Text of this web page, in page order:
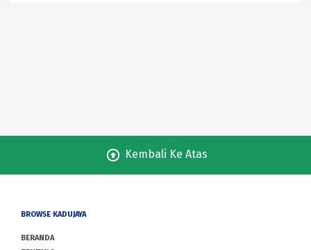
Kembali Ke Atas
BROWSE KADUJAYA
BERANDA